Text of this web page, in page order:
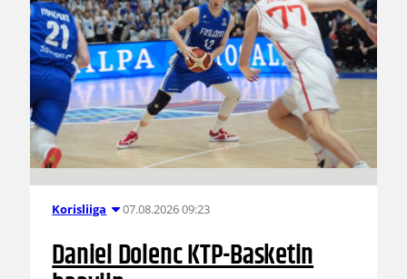
Korisliiga 07.08.2026 09:23
Daniel Dolenc KTP-Basketin